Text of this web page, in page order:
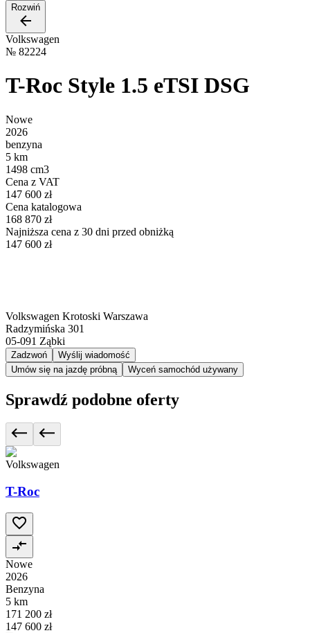
Rozwiń
Volkswagen
№ 82224
T-Roc Style 1.5 eTSI DSG
Nowe
2026
benzyna
5 km
1498 cm3
Cena z VAT
147 600 zł
Cena katalogowa
168 870 zł
Najniższa cena z 30 dni przed obniżką
147 600 zł
Volkswagen Krotoski Warszawa
Radzymińska 301
05-091 Ząbki
Zadzwoń
Wyślij wiadomość
Umów się na jazdę próbną
Wyceń samochód używany
Sprawdź podobne oferty
Volkswagen
T-Roc
Nowe
2026
Benzyna
5 km
171 200 zł
147 600 zł